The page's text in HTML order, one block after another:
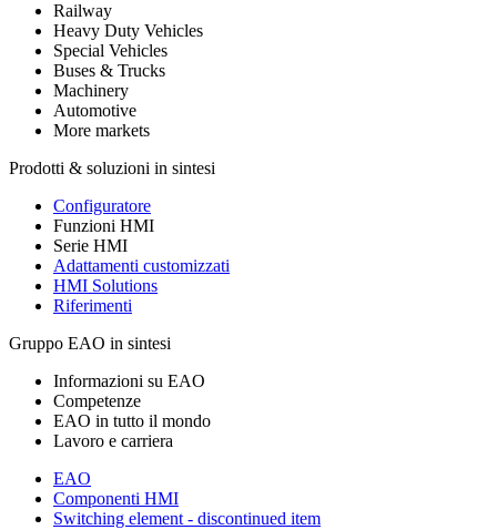
Railway
Heavy Duty Vehicles
Special Vehicles
Buses & Trucks
Machinery
Automotive
More markets
Prodotti & soluzioni in sintesi
Configuratore
Funzioni HMI
Serie HMI
Adattamenti customizzati
HMI Solutions
Riferimenti
Gruppo EAO in sintesi
Informazioni su EAO
Competenze
EAO in tutto il mondo
Lavoro e carriera
EAO
Componenti HMI
Switching element - discontinued item